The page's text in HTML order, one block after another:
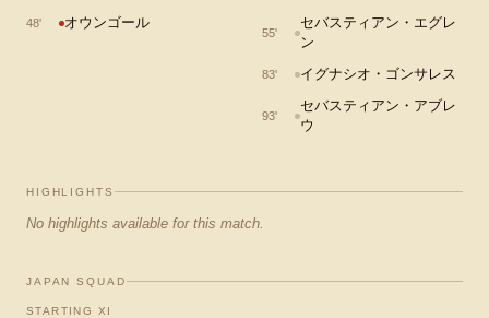
48' オウンゴール
55'
セバスティアン・エグレ
ン
83' イグナシオ・ゴンサレス
93'
セバスティアン・アブレ
ウ
HIGHLIGHTS
No highlights available for this match.
JAPAN SQUAD
STARTING XI